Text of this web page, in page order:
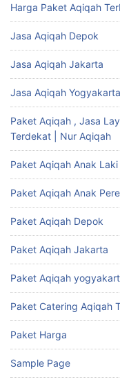
Harga Paket Aqiqah
Jasa Aqiqah Depok
Jasa Aqiqah Jakarta
Jasa Aqiqah Yogyakarta
Paket Aqiqah , Jasa
Terdekat | Nur Aqiqah
Paket Aqiqah Anak Laki
Paket Aqiqah Anak
Paket Aqiqah Depok
Paket Aqiqah Jakarta
Paket Aqiqah
Paket Catering Aqiqah
Paket Harga
Sample Page